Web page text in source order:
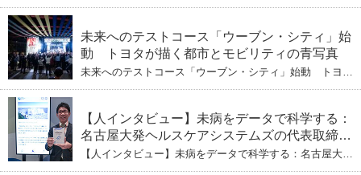
ぶし」を着実に：理系ニートが挑むヘルスケア
挑むヘルスケア標準化と海外戦略
未来へのテストコース「ウーブン・シティ」始
動 トヨタが描く都市とモビリティの青写真
未来へのテストコース「ウーブン・シティ」始動 トヨタ
【人インタビュー】未病をデータで科学する：
名古屋大発ヘルスケアシステムズの代表取締役
社長・瀧本陽介 郵送検査で挑む健康の未来
【人インタビュー】未病をデータで科学する：名古屋大発